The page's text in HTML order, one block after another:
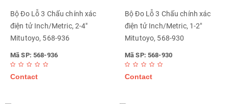
Bộ Đo Lỗ 3 Chấu chính xác
điện tử Inch/Metric, 2-4"
Mitutoyo, 568-936
Mã SP: 568-936
Contact
Bộ Đo Lỗ 3 Chấu chính xác
điện tử Inch/Metric, 1-2"
Mitutoyo, 568-930
Mã SP: 568-930
Contact